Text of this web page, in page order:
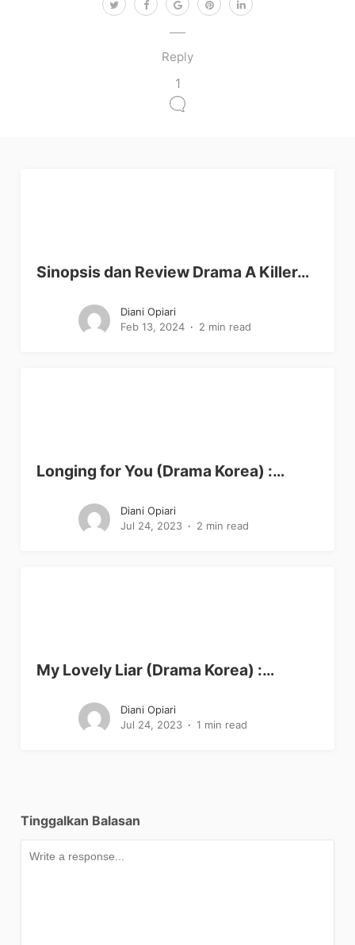
Reply
1
Sinopsis dan Review Drama A Killer…
Diani Opiari
Feb 13, 2024
2 min read
Longing for You (Drama Korea) :…
Diani Opiari
Jul 24, 2023
2 min read
My Lovely Liar (Drama Korea) :…
Diani Opiari
Jul 24, 2023
1 min read
Tinggalkan Balasan